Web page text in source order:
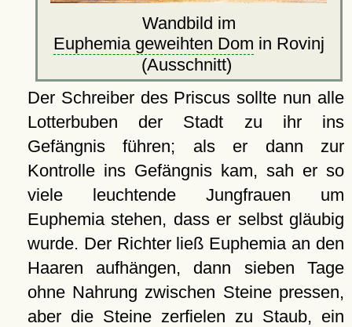
Wandbild im
Euphemia geweihten Dom in Rovinj
(Ausschnitt)
Der Schreiber des Priscus sollte nun alle
Lotterbuben der Stadt zu ihr ins
Gefängnis führen; als er dann zur
Kontrolle ins Gefängnis kam, sah er so
viele leuchtende Jungfrauen um
Euphemia stehen, dass er selbst gläubig
wurde. Der Richter ließ Euphemia an den
Haaren aufhängen, dann sieben Tage
ohne Nahrung zwischen Steine pressen,
aber die Steine zerfielen zu Staub, ein